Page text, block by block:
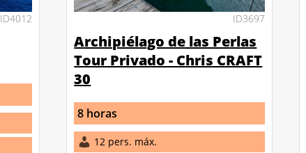
ID4012 ID3697
Archipiélago de las Perlas
Tour Privado - Chris CRAFT
30
8 horas
12 pers. máx.